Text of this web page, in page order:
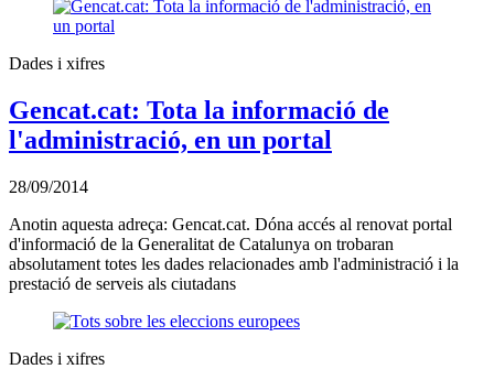
Dades i xifres
Gencat.cat: Tota la informació de
l'administració, en un portal
28/09/2014
Anotin aquesta adreça: Gencat.cat. Dóna accés al renovat portal
d'informació de la Generalitat de Catalunya on trobaran
absolutament totes les dades relacionades amb l'administració i la
prestació de serveis als ciutadans
Dades i xifres